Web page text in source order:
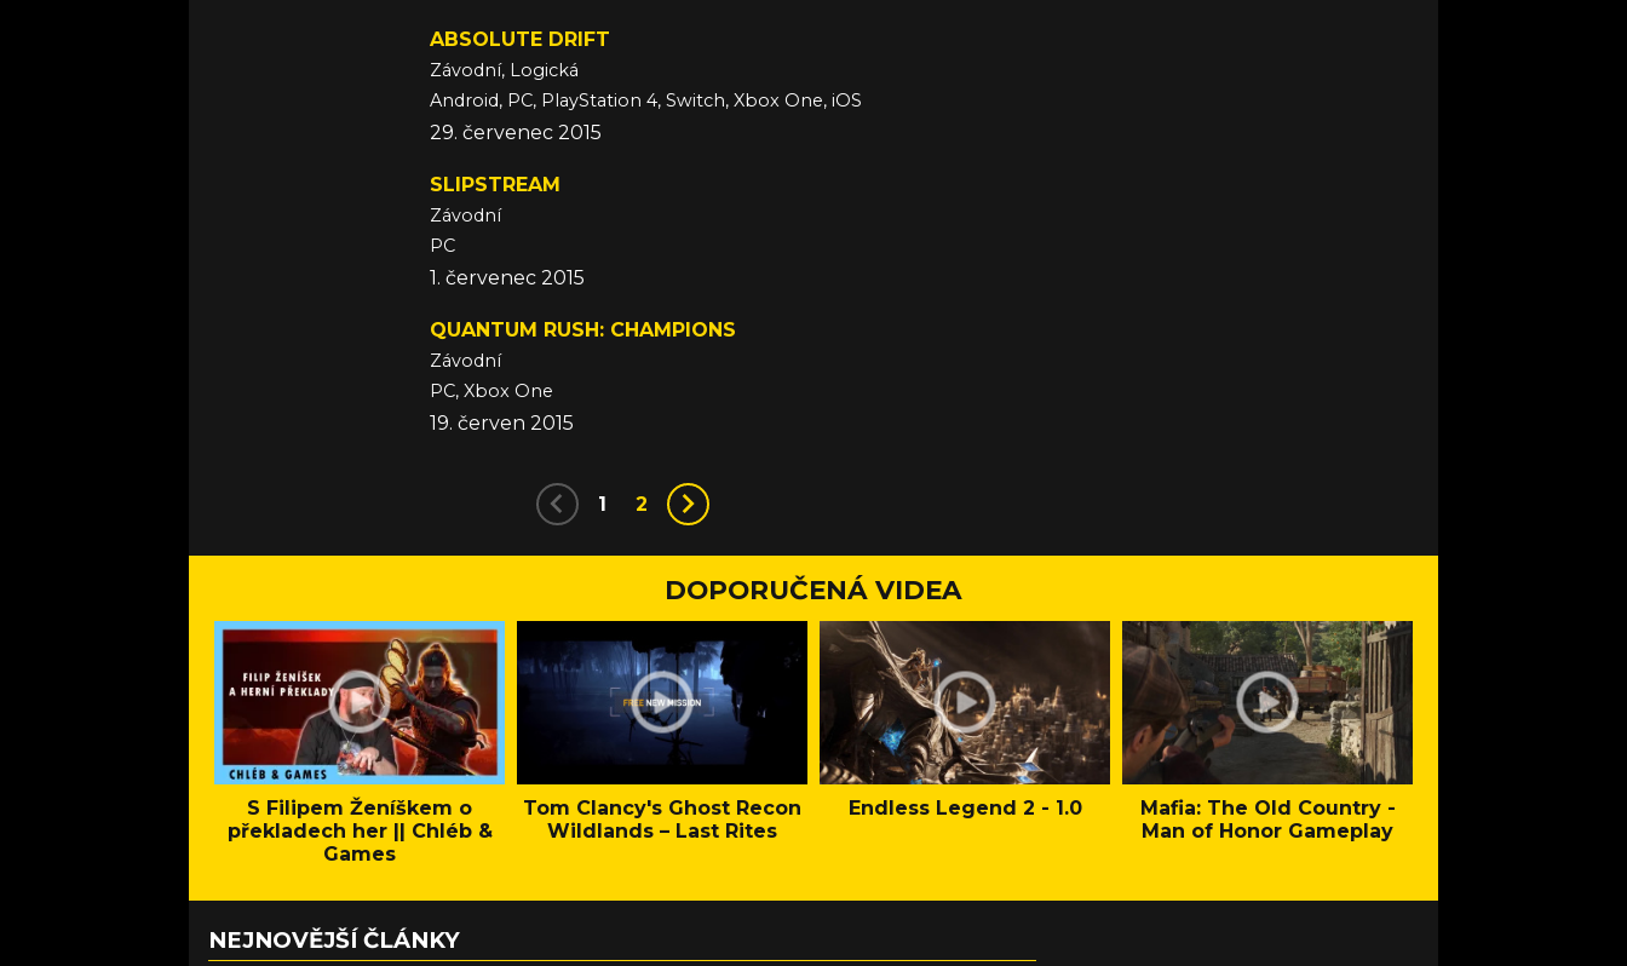
ABSOLUTE DRIFT
Závodní, Logická
Android, PC, PlayStation 4, Switch, Xbox One, iOS
29. červenec 2015
SLIPSTREAM
Závodní
PC
1. červenec 2015
QUANTUM RUSH: CHAMPIONS
Závodní
PC, Xbox One
19. červen 2015
1 2
DOPORUČENÁ VIDEA
S Filipem Ženíškem o
překladech her || Chléb &
Games
Tom Clancy's Ghost Recon
Wildlands – Last Rites
Endless Legend 2 - 1.0
Mafia: The Old Country -
Man of Honor Gameplay
NEJNOVĚJŠÍ ČLÁNKY